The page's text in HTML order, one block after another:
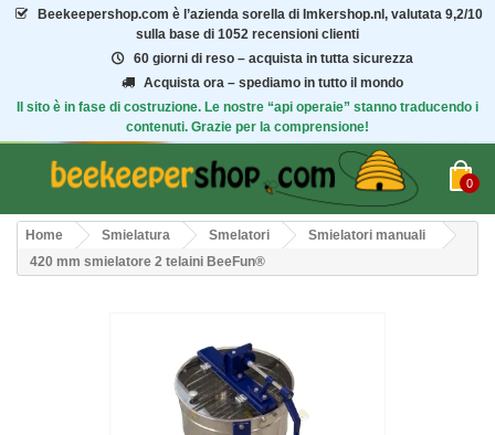
Beekeepershop.com è l’azienda sorella di Imkershop.nl, valutata 9,2/10
sulla base di 1052 recensioni clienti
60 giorni di reso – acquista in tutta sicurezza
Acquista ora – spediamo in tutto il mondo
Il sito è in fase di costruzione. Le nostre “api operaie” stanno traducendo i
contenuti. Grazie per la comprensione!
0
Home Smielatura Smelatori
Smielatori manuali
420 mm smielatore 2 telaini BeeFun®